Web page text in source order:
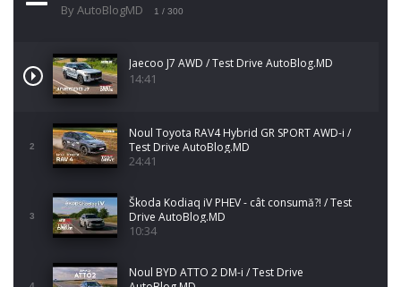
By AutoBlogMD 1 / 300
Jaecoo J7 AWD / Test Drive AutoBlog.MD
14:41
2
Noul Toyota RAV4 Hybrid GR SPORT AWD-i /
Test Drive AutoBlog.MD
24:41
3
Škoda Kodiaq iV PHEV - cât consumă?! / Test
Drive AutoBlog.MD
10:34
Noul BYD ATTO 2 DM-i / Test Drive